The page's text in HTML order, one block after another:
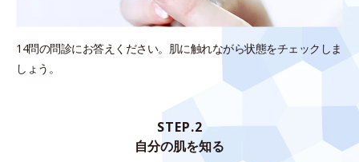
14問の問診にお答えください。肌に触れながら状態をチェックしま
しょう。
STEP.2
自分の肌を知る